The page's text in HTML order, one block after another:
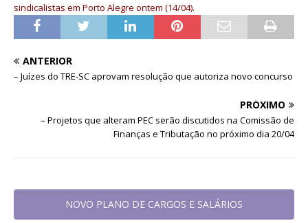
sindicalistas em Porto Alegre ontem (14/04).
ANTERIOR
– Juízes do TRE-SC aprovam resolução que autoriza novo concurso
PRÓXIMO
– Projetos que alteram PEC serão discutidos na Comissão de
Finanças e Tributação no próximo dia 20/04
NOVO PLANO DE CARGOS E SALÁRIOS